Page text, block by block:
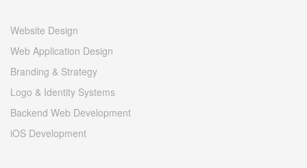
Website Design
Web Application Design
Branding & Strategy
Logo & Identity Systems
Backend Web Development
iOS Development